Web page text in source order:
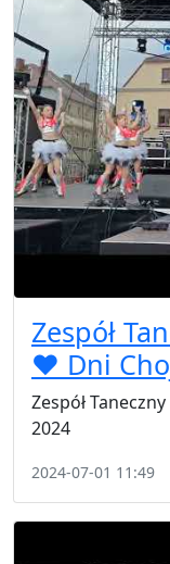
Zespół
❤️ Dni
Zespół
2024
2024-07-01 11:49